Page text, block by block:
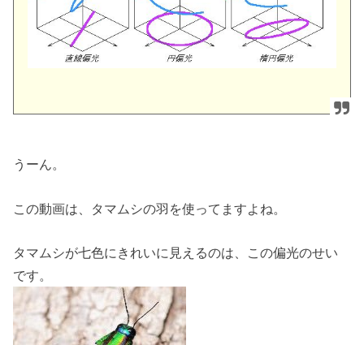
うーん。
この動画は、タマムシの羽を使ってますよね。
タマムシが七色にきれいに見えるのは、この偏光のせい
です。